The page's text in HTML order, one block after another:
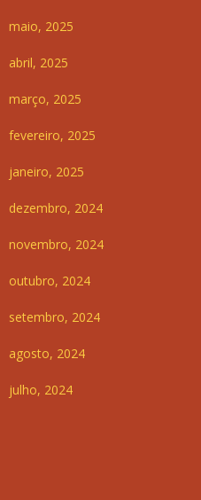
maio, 2025
abril, 2025
março, 2025
fevereiro, 2025
janeiro, 2025
dezembro, 2024
novembro, 2024
outubro, 2024
setembro, 2024
agosto, 2024
julho, 2024